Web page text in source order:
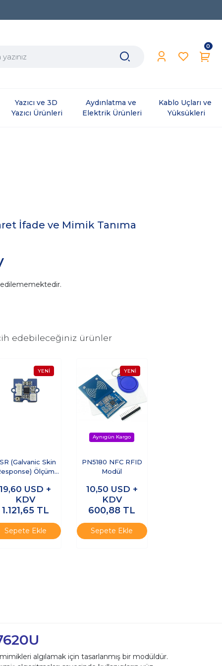
0
Yazıcı ve 3D
Yazıcı Ürünleri
Aydınlatma ve
Elektrik Ürünleri
Kablo Uçları ve
Yüksükleri
İfade ve Mimik Tanıma
edebileceğiniz ürünler
(Galvanic Skin
Ölçüm
Dedektörü
19,60 USD +
KDV
1.121,65 TL
Sepete Ekle
PN5180 NFC RFID
Modül
10,50 USD +
KDV
600,88 TL
Sepete Ekle
algılamak için tasarlanmış bir modüldür.